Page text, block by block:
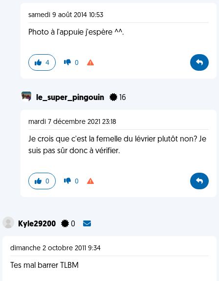
samedi 9 août 2014 10:53
Photo à l'appuie j'espère ^^.
4 0
le_super_pingouin 16
mardi 7 décembre 2021 23:18
Je crois que c'est la femelle du lévrier plutôt non? Je
suis pas sûr donc à vérifier.
0 0
Kyle29200 0
dimanche 2 octobre 2011 9:34
Tes mal barrer TLBM